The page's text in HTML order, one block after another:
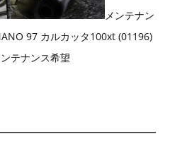
メンテナン
97 カルカッタ100xt (01196)
テナンス希望